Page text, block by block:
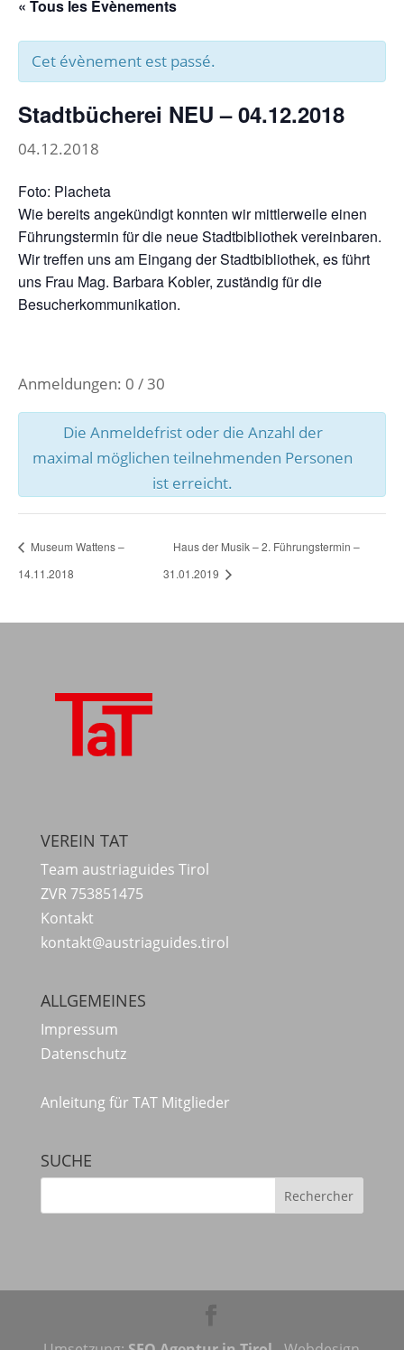
« Tous les Évènements
Cet évènement est passé.
Stadtbücherei NEU – 04.12.2018
04.12.2018
Foto: Placheta
Wie bereits angekündigt konnten wir mittlerweile einen
Führungstermin für die neue Stadtbibliothek vereinbaren.
Wir treffen uns am Eingang der Stadtbibliothek, es führt
uns Frau Mag. Barbara Kobler, zuständig für die
Besucherkommunikation.
Anmeldungen: 0 / 30
Die Anmeldefrist oder die Anzahl der
maximal möglichen teilnehmenden Personen
ist erreicht.
Museum Wattens –
14.11.2018
Haus der Musik – 2. Führungstermin –
31.01.2019
VEREIN TAT
Team austriaguides Tirol
ZVR 753851475
Kontakt
kontakt@austriaguides.tirol
ALLGEMEINES
Impressum
Datenschutz
Anleitung für TAT Mitglieder
SUCHE